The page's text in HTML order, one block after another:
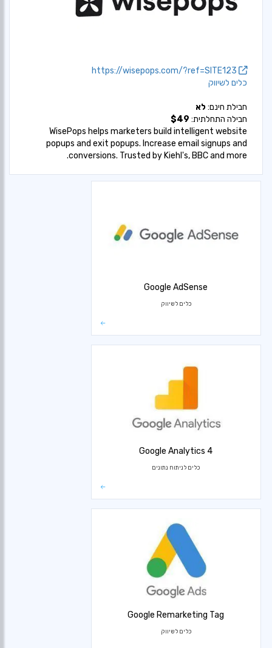
כלים לשיווק
חבילת חינם: לא
חבילה התחלתית: $49
WisePops helps marketers build intelligent website
popups and exit popups. Increase email signups and
conversions. Trusted by Kiehl's, BBC and more.
Google AdSense
כלים לשיווק
Google Analytics 4
כלים לניתוח נתונים
Google Remarketing Tag
כלים לשיווק